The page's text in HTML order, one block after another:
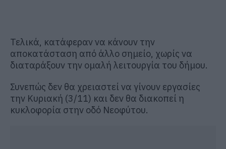
Τελικά, κατάφεραν να κάνουν την
αποκατάσταση από άλλο σημείο, χωρίς να
διαταράξουν την ομαλή λειτουργία του δήμου.
Συνεπώς δεν θα χρειαστεί να γίνουν εργασίες
την Κυριακή (3/11) και δεν θα διακοπεί η
κυκλοφορία στην οδό Νεοφύτου.